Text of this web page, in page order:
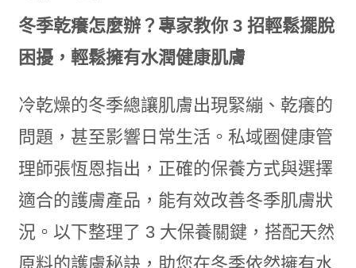
冬季乾癢怎麼辦？專家教你 3 招輕鬆擺脫
困擾，輕鬆擁有水潤健康肌膚
冷乾燥的冬季總讓肌膚出現緊繃、乾癢的
問題，甚至影響日常生活。私域圈健康管
理師張恆恩指出，正確的保養方式與選擇
適合的護膚產品，能有效改善冬季肌膚狀
況。以下整理了 3 大保養關鍵，搭配天然
原料的護膚秘訣，助您在冬季依然擁有水